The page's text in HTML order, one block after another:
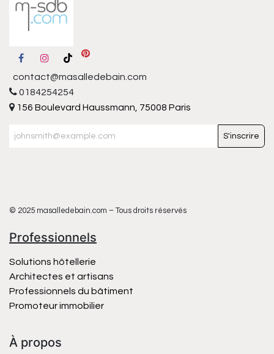
contact@masalledebain.com
0184254254
156 Boulevard Haussmann, 75008 Paris
S'inscrire
© 2025 masalledebain.com – Tous droits réservés
Professionnels
Solutions hôtellerie
Architectes et artisans
Professionnels du bâtiment
Promoteur immobilier
À propos